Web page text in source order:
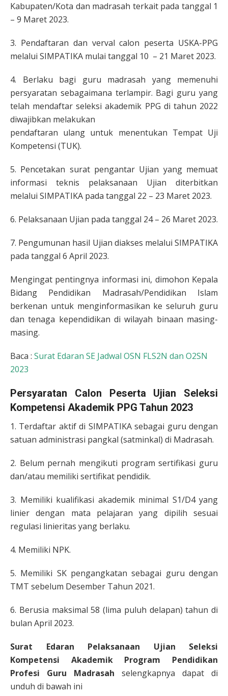
Kabupaten/Kota dan madrasah terkait pada tanggal 1
– 9 Maret 2023.
3. Pendaftaran dan verval calon peserta USKA-PPG
melalui SIMPATIKA mulai tanggal 10 – 21 Maret 2023.
4. Berlaku bagi guru madrasah yang memenuhi
persyaratan sebagaimana terlampir. Bagi guru yang
telah mendaftar seleksi akademik PPG di tahun 2022
diwajibkan melakukan
pendaftaran ulang untuk menentukan Tempat Uji
Kompetensi (TUK).
5. Pencetakan surat pengantar Ujian yang memuat
informasi teknis pelaksanaan Ujian diterbitkan
melalui SIMPATIKA pada tanggal 22 – 23 Maret 2023.
6. Pelaksanaan Ujian pada tanggal 24 – 26 Maret 2023.
7. Pengumunan hasil Ujian diakses melalui SIMPATIKA
pada tanggal 6 April 2023.
Mengingat pentingnya informasi ini, dimohon Kepala
Bidang Pendidikan Madrasah/Pendidikan Islam
berkenan untuk menginformasikan ke seluruh guru
dan tenaga kependidikan di wilayah binaan masing-
masing.
Baca : Surat Edaran SE Jadwal OSN FLS2N dan O2SN
2023
Persyaratan Calon Peserta Ujian Seleksi
Kompetensi Akademik PPG Tahun 2023
1. Terdaftar aktif di SIMPATIKA sebagai guru dengan
satuan administrasi pangkal (satminkal) di Madrasah.
2. Belum pernah mengikuti program sertifikasi guru
dan/atau memiliki sertifikat pendidik.
3. Memiliki kualifikasi akademik minimal S1/D4 yang
linier dengan mata pelajaran yang dipilih sesuai
regulasi linieritas yang berlaku.
4. Memiliki NPK.
5. Memiliki SK pengangkatan sebagai guru dengan
TMT sebelum Desember Tahun 2021.
6. Berusia maksimal 58 (lima puluh delapan) tahun di
bulan April 2023.
Surat Edaran Pelaksanaan Ujian Seleksi
Kompetensi Akademik Program Pendidikan
Profesi Guru Madrasah selengkapnya dapat di
unduh di bawah ini